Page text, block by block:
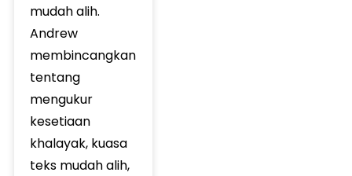
mudah alih.
Andrew
membincangkan
tentang
mengukur
kesetiaan
khalayak, kuasa
teks mudah alih,